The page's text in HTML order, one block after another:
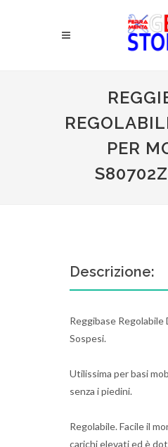
PER
Descrizione:
Reggibase
Sospesi.
Utilissima per basi
senza i piedini.
Regolabile. Facile il
carichi elevati ed è